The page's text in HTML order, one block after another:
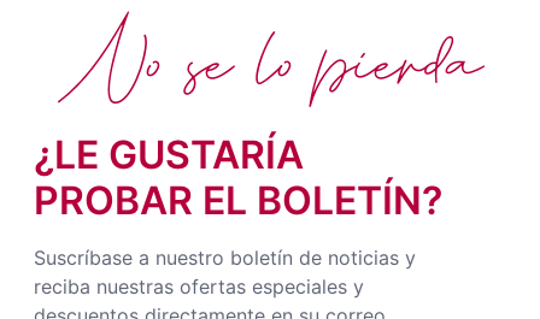
¿LE GUSTARÍA
PROBAR EL BOLETÍN?
Suscríbase a nuestro boletín de noticias y
reciba nuestras ofertas especiales y
No se lo pierda